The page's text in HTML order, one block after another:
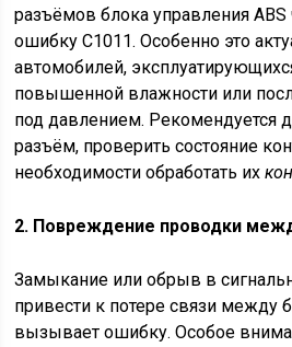
разъёмов блока управления
ошибку C1011. Особенно это
автомобилей,
повышенной влажности или
под давлением. Рекомендуется
разъём, проверить состояние
необходимости обработать их
2. Повреждение проводки
Замыкание или обрыв в
привести к потере связи между
вызывает ошибку. Особое